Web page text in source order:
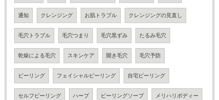
通知 クレンジング お肌トラブル クレンジングの見直し
毛穴トラブル 毛穴つまり 毛穴黒ずみ たるみ毛穴
乾燥による毛穴 スキンケア 開き毛穴 毛穴予防
ピーリング フェイシャルピーリング 自宅ピーリング
セルフピーリング ハーブ ピーリングソープ メリハリボディー